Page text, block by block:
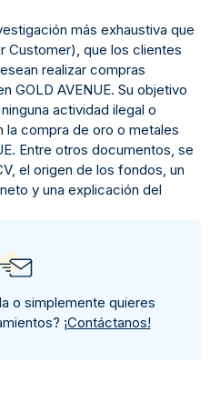
más exhaustiva que
Customer), que los clientes
realizar compras
GOLD AVENUE. Su objetivo
actividad ilegal o
la compra de oro o metales
Entre otros documentos, se
el origen de los fondos, un
y una explicación del
o simplemente quieres
¡Contáctanos!